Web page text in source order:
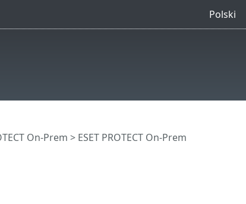
Polski
On-Prem > ESET PROTECT On-Prem